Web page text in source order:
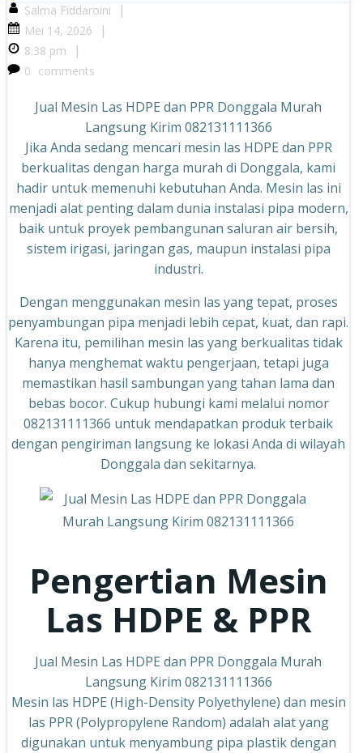
Salma Fiddaroini |
Mei 14, 2026 |
8:38 pm |
0 comments
Jual Mesin Las HDPE dan PPR Donggala Murah
Langsung Kirim 082131111366
Jika Anda sedang mencari mesin las HDPE dan PPR
berkualitas dengan harga murah di Donggala, kami
hadir untuk memenuhi kebutuhan Anda. Mesin las ini
menjadi alat penting dalam dunia instalasi pipa modern,
baik untuk proyek pembangunan saluran air bersih,
sistem irigasi, jaringan gas, maupun instalasi pipa
industri.
Dengan menggunakan mesin las yang tepat, proses
penyambungan pipa menjadi lebih cepat, kuat, dan rapi.
Karena itu, pemilihan mesin las yang berkualitas tidak
hanya menghemat waktu pengerjaan, tetapi juga
memastikan hasil sambungan yang tahan lama dan
bebas bocor. Cukup hubungi kami melalui nomor
082131111366 untuk mendapatkan produk terbaik
dengan pengiriman langsung ke lokasi Anda di wilayah
Donggala dan sekitarnya.
Pengertian Mesin
Las HDPE & PPR
Jual Mesin Las HDPE dan PPR Donggala Murah
Langsung Kirim 082131111366
Mesin las HDPE (High-Density Polyethylene) dan mesin
las PPR (Polypropylene Random) adalah alat yang
digunakan untuk menyambung pipa plastik dengan